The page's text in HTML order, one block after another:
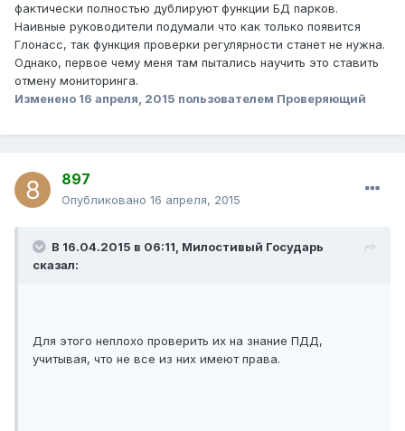
фактически полностью дублируют функции БД парков.
Наивные руководители подумали что как только появится
Глонасс, так функция проверки регулярности станет не нужна.
Однако, первое чему меня там пытались научить это ставить
отмену мониторинга.
Изменено 16 апреля, 2015 пользователем Проверяющий
897
Опубликовано 16 апреля, 2015
В 16.04.2015 в 06:11, Милостивый Государь
сказал:
Для этого неплохо проверить их на знание ПДД,
учитывая, что не все из них имеют права.